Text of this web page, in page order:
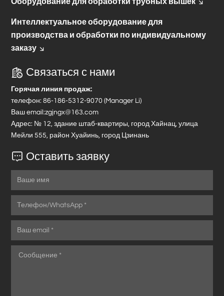
Интеллектуальное оборудование для
производства и обработки по индивидуальному
заказу
Связаться с нами
Горячая линия продаж:
телефон: 86-186-5312-9070 (Manager Li)
Ваш email:zgjngx@163.com
Адрес: № 12, здание штаб-квартиры, город Хайнац, улица
Мейли 555, район Хуайинь, город Цзинань
Оставить заявку